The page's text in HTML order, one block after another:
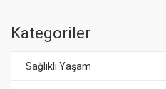
Kategoriler
Sağlıklı Yaşam